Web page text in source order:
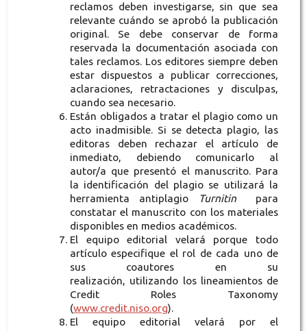
reclamos deben investigarse, sin que sea
relevante cuándo se aprobó la publicación
original. Se debe conservar de forma
reservada la documentación asociada con
tales reclamos. Los editores siempre deben
estar dispuestos a publicar correcciones,
aclaraciones, retractaciones y disculpas,
cuando sea necesario.
Están obligados a tratar el plagio como un
acto inadmisible. Si se detecta plagio, las
editoras deben rechazar el artículo de
inmediato, debiendo comunicarlo al
autor/a que presentó el manuscrito. Para
la identificación del plagio se utilizará la
herramienta antiplagio
Turnitin
para
constatar el manuscrito con los materiales
disponibles en medios académicos.
El equipo editorial velará porque todo
artículo especifique el rol de cada uno de
sus coautores en su
realización, utilizando los lineamientos de
Credit Roles Taxonomy
(www.credit.niso.org).
El equipo editorial velará por el